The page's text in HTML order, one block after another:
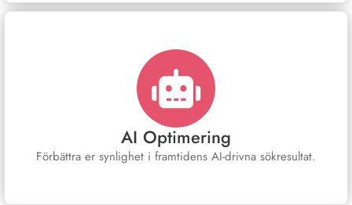
AI Optimering
Förbättra er synlighet i framtidens AI-drivna sökresultat.